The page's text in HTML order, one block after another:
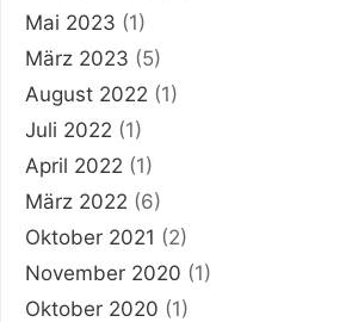
Mai 2023 (1)
März 2023 (5)
August 2022 (1)
Juli 2022 (1)
April 2022 (1)
März 2022 (6)
Oktober 2021 (2)
November 2020 (1)
Oktober 2020 (1)